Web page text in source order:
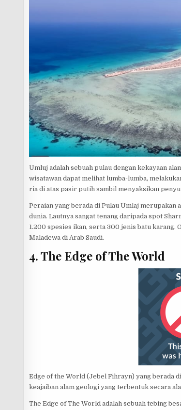
Umluj adalah sebuah pulau dengan kekayaan
wisatawan dapat melihat lumba-lumba,
ria di atas pasir putih sambil menyaksikan
Peraian yang berada di Pulau Umlaj merupakan
dunia. Lautnya sangat tenang daripada spot
1.200 spesies ikan, serta 300 jenis batu karang.
Maladewa di Arab Saudi.
4. The Edge of The World
Edge of the World (Jebel Fihrayn) yang berada
keajaiban alam geologi yang terbentuk secara
The Edge of The World adalah sebuah tebing